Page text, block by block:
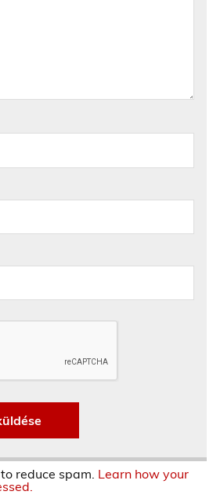
reduce spam. Learn how your